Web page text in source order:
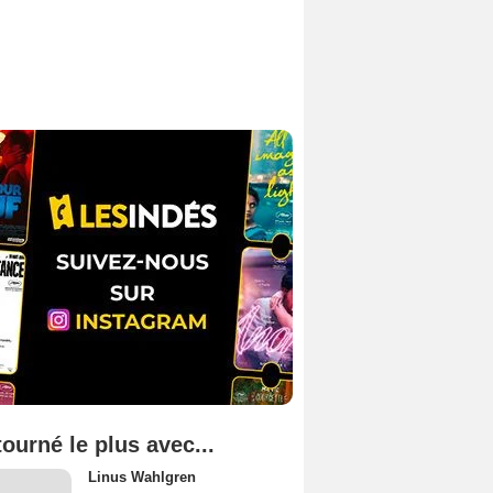
le plus avec...
Linus Wahlgren